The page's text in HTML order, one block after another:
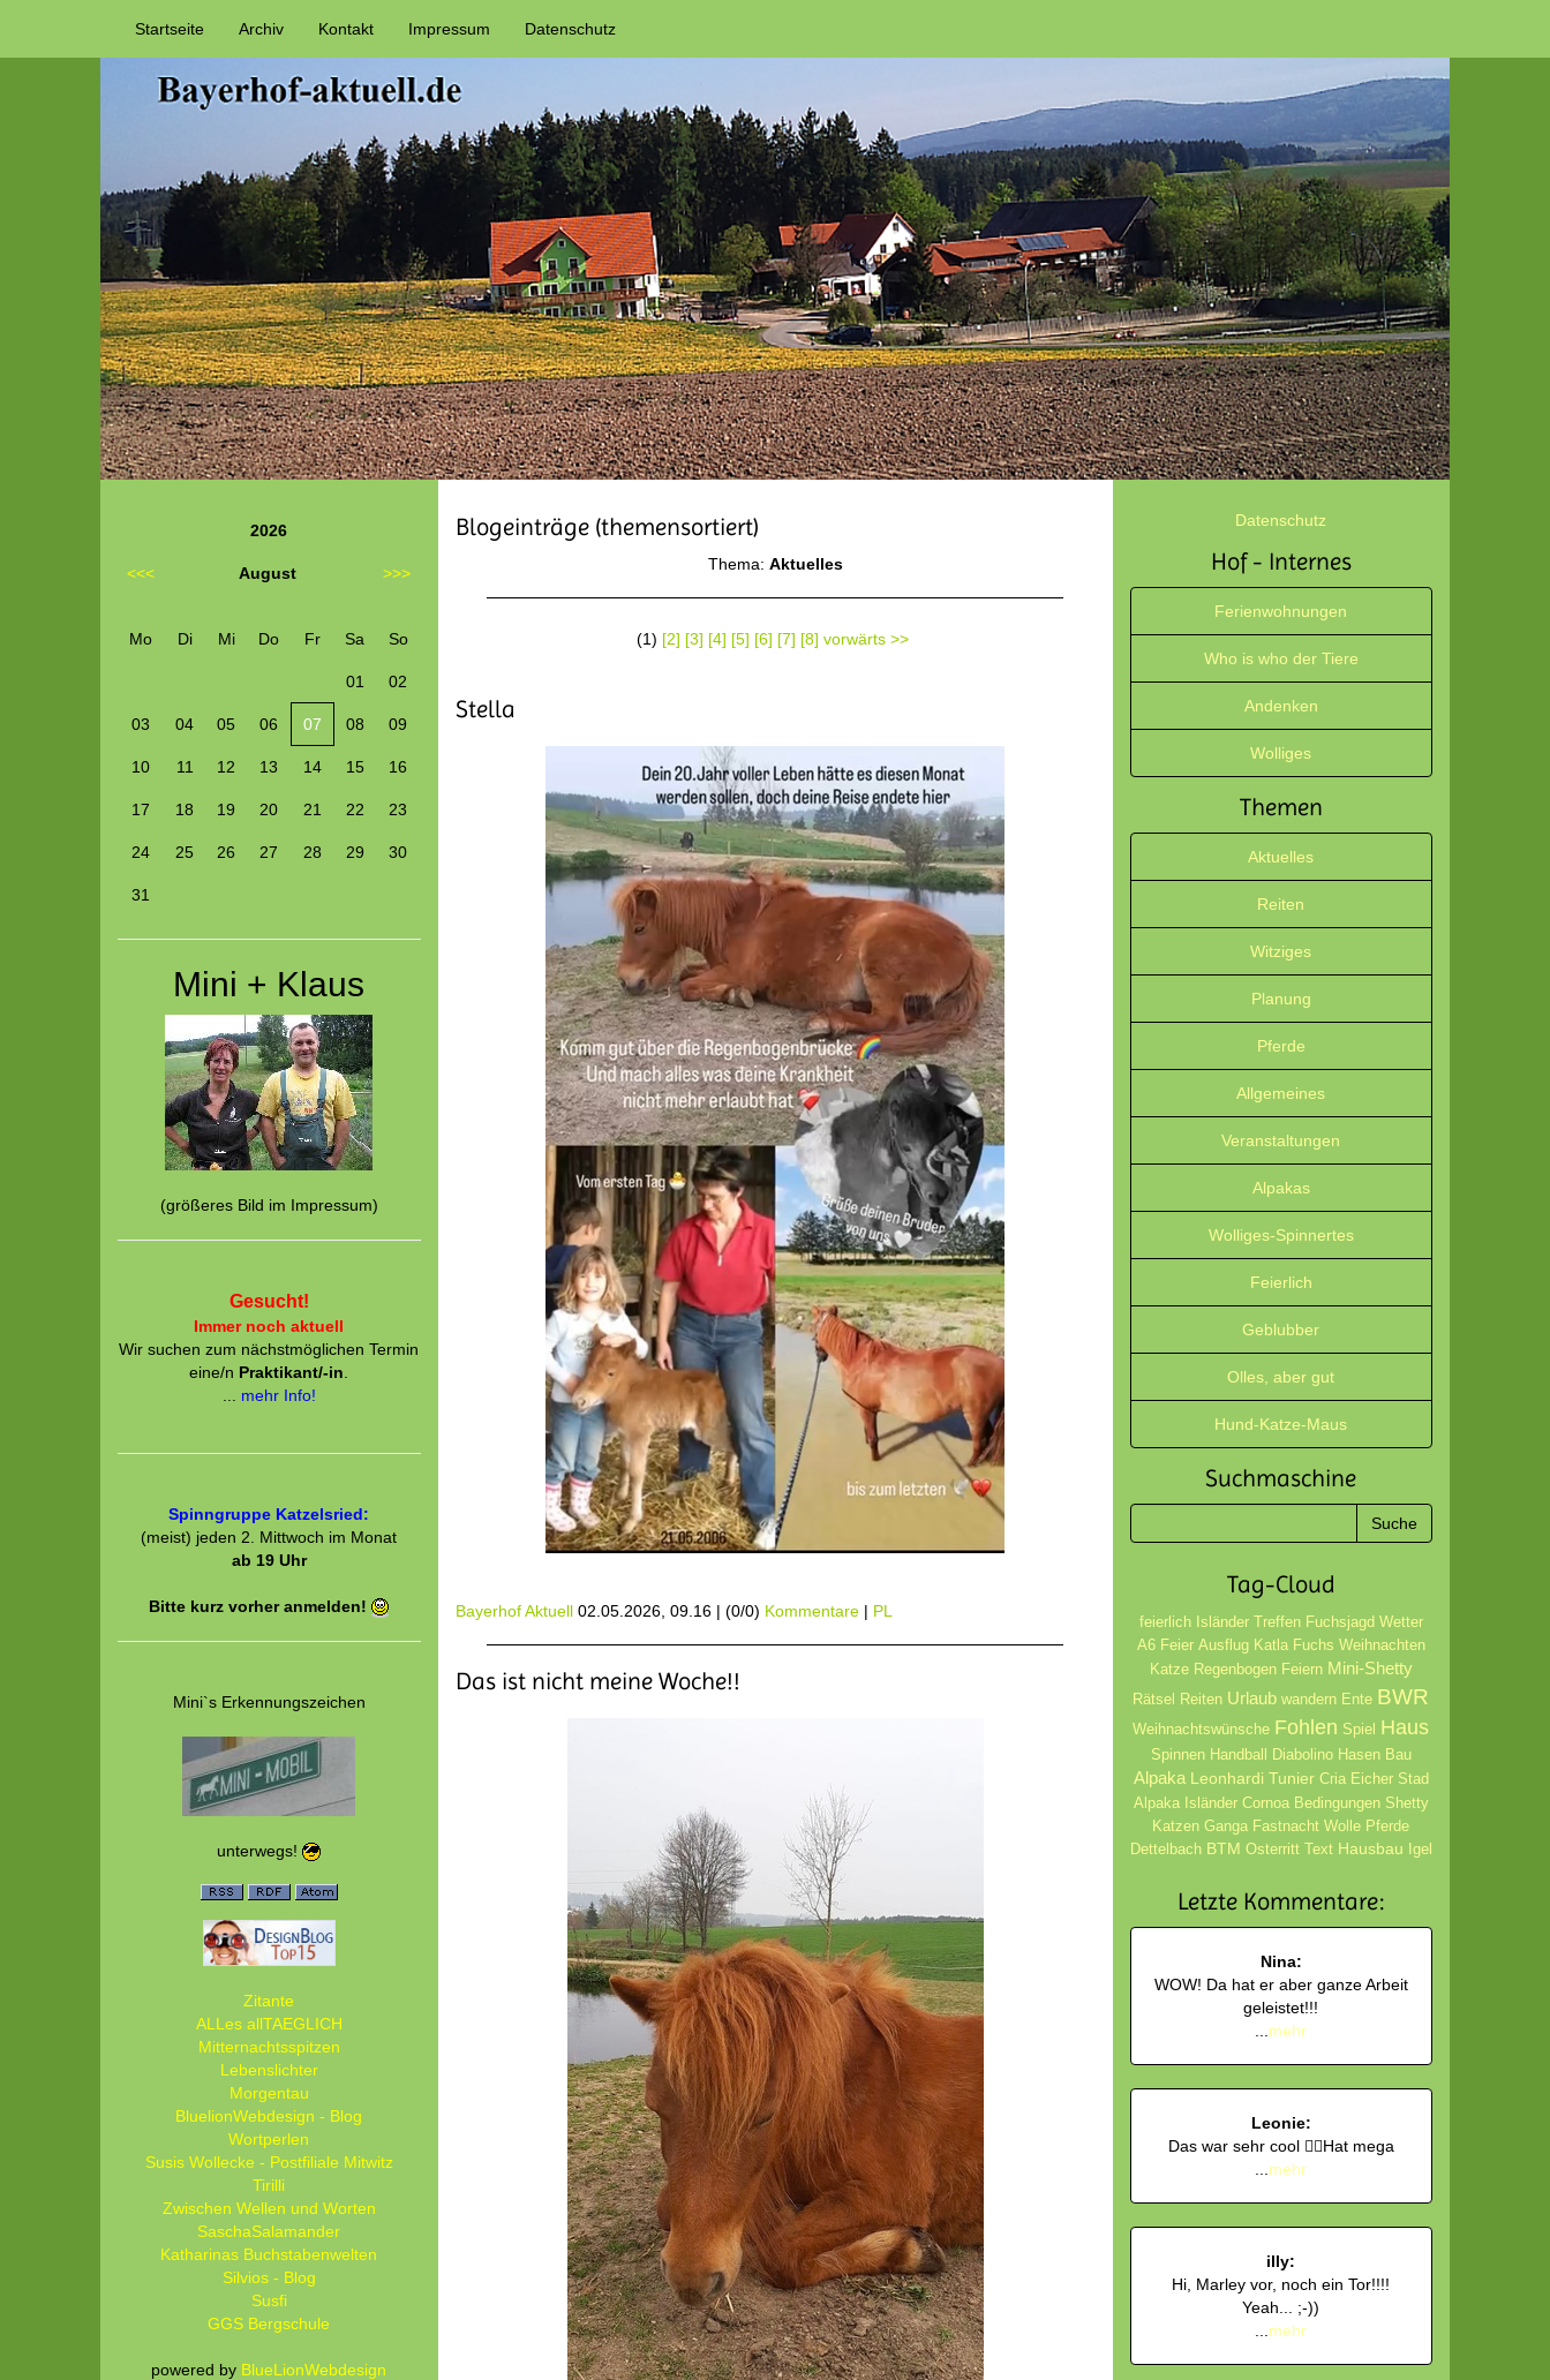
Startseite Archiv Kontakt Impressum Datenschutz
Blogeinträge (themensortiert)
Thema: Aktuelles
(1) [2] [3] [4] [5] [6] [7] [8] vorwärts >>
Stella
Bayerhof Aktuell 02.05.2026, 09.16| (0/0) Kommentare| PL
Das ist nicht meine Woche!!
2026
<<< August >>>
Mo Di Mi Do Fr Sa So
01 02
03 04 05 06 07 08 09
10 11 12 13 14 15 16
17 18 19 20 21 22 23
24 25 26 27 28 29 30
31
Mini + Klaus
(größeres Bild im Impressum)
Gesucht!
Immer noch aktuell
Wir suchen zum nächstmöglichen Termin
eine/n Praktikant/-in
mehr Info!
Spinngruppe Katzelsried:
(meist) jeden 2. Mittwoch im Monat
ab 19 Uhr
Bitte kurz vorher anmelden!
Mini`s Erkennungszeichen
unterwegs!
Zitante
ALLes allTAEGLICH
Mitternachtsspitzen
Lebenslichter
Morgentau
BluelionWebdesign - Blog
Wortperlen
Susis Wollecke - Postfiliale Mitwitz
Tirilli
Zwischen Wellen und Worten
SaschaSalamander
Katharinas Buchstabenwelten
Silvios - Blog
Susfi
GGS Bergschule
powered by BlueLionWebdesign
Datenschutz
Hof - Internes
Ferienwohnungen
Who is who der Tiere
Andenken
Wolliges
Themen
Aktuelles
Reiten
Witziges
Planung
Pferde
Allgemeines
Veranstaltungen
Alpakas
Wolliges-Spinnertes
Feierlich
Geblubber
Olles, aber gut
Hund-Katze-Maus
Suchmaschine
Tag-Cloud
feierlich Isländer Treffen Fuchsjagd Wetter
A6 Feier Ausflug Katla Fuchs Weihnachten
Katze Regenbogen Feiern Mini-Shetty
Rätsel Reiten Urlaub wandern Ente BWR
Weihnachtswünsche Fohlen Spiel Haus
Spinnen Handball Diabolino Hasen Bau
Alpaka Leonhardi Tunier Cria Eicher Stad
Alpaka Isländer Cornoa Bedingungen Shetty
Katzen Ganga Fastnacht Wolle Pferde
Dettelbach BTM Osterritt Text Hausbau Igel
Letzte Kommentare:
Nina:
WOW! Da hat er aber ganze Arbeit
geleistet!!!
mehr
Leonie:
Das war sehr cool 👍🏻Hat mega
mehr
illy:
Hi, Marley vor, noch ein Tor!!!!
Yeah... ;-))
mehr